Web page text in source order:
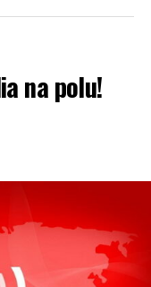
na polu!